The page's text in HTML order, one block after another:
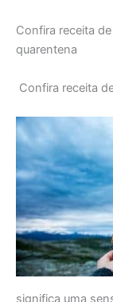
Confira receita
quarentena
Confira receita
significa uma